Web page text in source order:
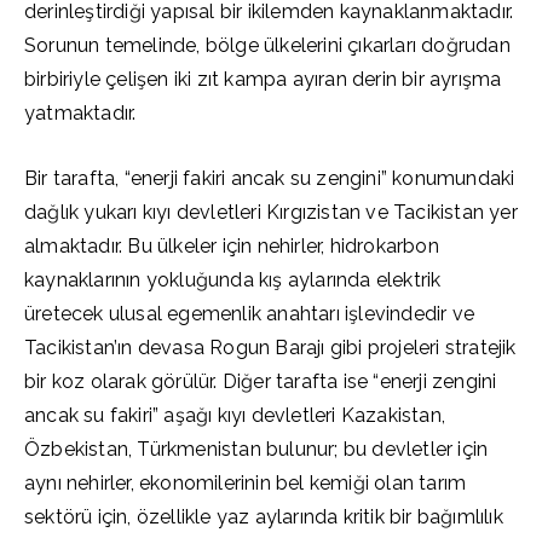
derinleştirdiği yapısal bir ikilemden kaynaklanmaktadır.
Sorunun temelinde, bölge ülkelerini çıkarları doğrudan
birbiriyle çelişen iki zıt kampa ayıran derin bir ayrışma
yatmaktadır.
Bir tarafta, “enerji fakiri ancak su zengini” konumundaki
dağlık yukarı kıyı devletleri Kırgızistan ve Tacikistan yer
almaktadır. Bu ülkeler için nehirler, hidrokarbon
kaynaklarının yokluğunda kış aylarında elektrik
üretecek ulusal egemenlik anahtarı işlevindedir ve
Tacikistan’ın devasa Rogun Barajı gibi projeleri stratejik
bir koz olarak görülür. Diğer tarafta ise “enerji zengini
ancak su fakiri” aşağı kıyı devletleri Kazakistan,
Özbekistan, Türkmenistan bulunur; bu devletler için
aynı nehirler, ekonomilerinin bel kemiği olan tarım
sektörü için, özellikle yaz aylarında kritik bir bağımlılık